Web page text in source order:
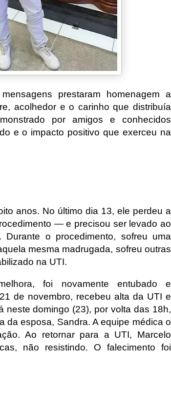
prestaram homenagem a
acolhedor e o carinho que distribuía
por amigos e conhecidos
e o impacto positivo que exerceu na
anos. No último dia 13, ele perdeu a
— e precisou ser levado ao
Durante o procedimento, sofreu uma
mesma madrugada, sofreu outras
na UTI.
foi novamente entubado e
de novembro, recebeu alta da UTI e
neste domingo (23), por volta das 18h,
da esposa, Sandra. A equipe médica o
Ao retornar para a UTI, Marcelo
não resistindo. O falecimento foi